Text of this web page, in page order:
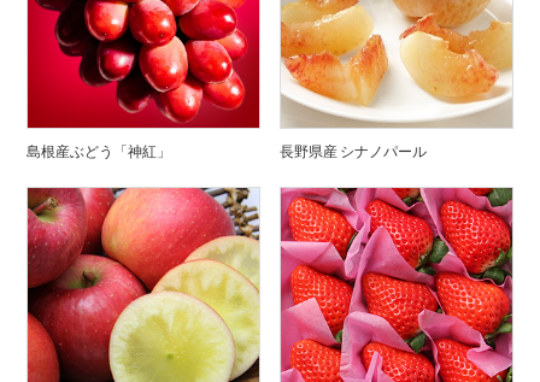
島根産ぶどう「神紅」 長野県産 シナノパール